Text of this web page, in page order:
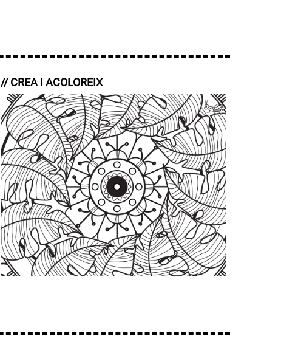
// CREA I ACOLOREIX